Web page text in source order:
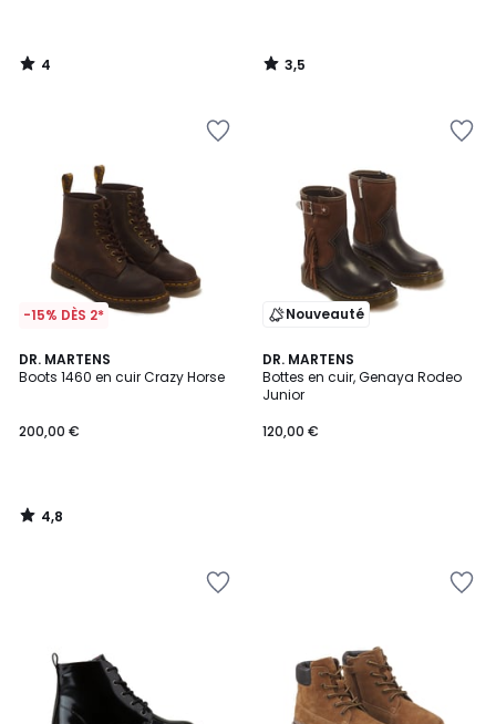
4
/
3,5
/
-15% DÈS 2*
DR. MARTENS
Boots 1460 en cuir Crazy Horse
200,00 €
4,8
/ 5
4,8
/
Nouveauté
DR. MARTENS
Bottes en cuir, Genaya Rodeo
Junior
120,00 €